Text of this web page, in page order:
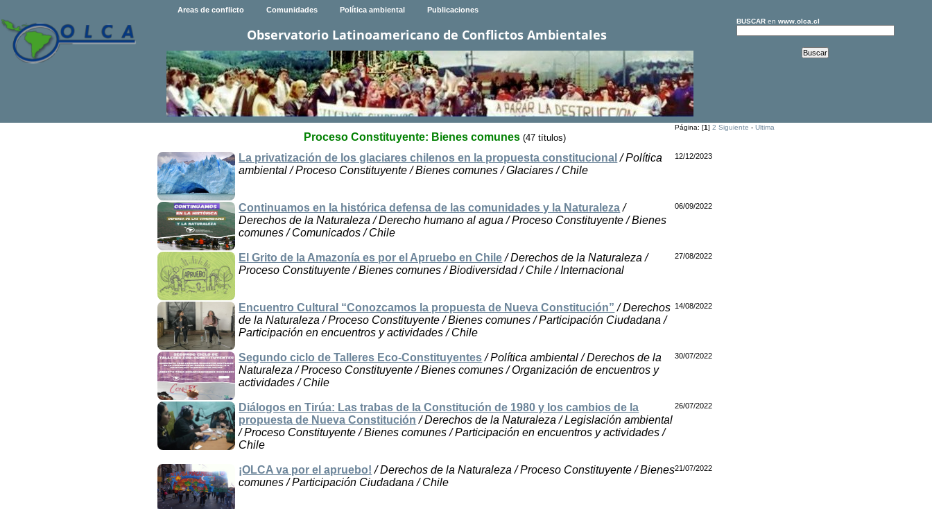
Areas de conflicto Comunidades Política ambiental Publicaciones
Observatorio Latinoamericano de Conflictos Ambientales
BUSCARen www.olca.cl
Página: [1] 2 Siguiente - Ultima
Proceso Constituyente: Bienes comunes (47 títulos)
La privatización de los glaciares chilenos en la propuesta constitucional / Política
ambiental / Proceso Constituyente / Bienes comunes / Glaciares / Chile
12/12/2023
Continuamos en la histórica defensa de las comunidades y la Naturaleza/
Derechos de la Naturaleza / Derecho humano al agua / Proceso Constituyente / Bienes
comunes / Comunicados / Chile
06/09/2022
El Grito de la Amazonía es por el Apruebo en Chile/ Derechos de la Naturaleza /
Proceso Constituyente / Bienes comunes / Biodiversidad / Chile / Internacional
27/08/2022
Encuentro Cultural “Conozcamos la propuesta de Nueva Constitución” / Derechos
de la Naturaleza / Proceso Constituyente / Bienes comunes / Participación Ciudadana /
Participación en encuentros y actividades / Chile
14/08/2022
Segundo ciclo de Talleres Eco-Constituyentes/ Política ambiental / Derechos de la
Naturaleza / Proceso Constituyente / Bienes comunes / Organización de encuentros y
actividades / Chile
30/07/2022
Diálogos en Tirúa: Las trabas de la Constitución de 1980 y los cambios de la
propuesta de Nueva Constitución / Derechos de la Naturaleza / Legislación ambiental
/ Proceso Constituyente / Bienes comunes / Participación en encuentros y actividades /
Chile
26/07/2022
¡OLCA va por el apruebo! / Derechos de la Naturaleza / Proceso Constituyente / Bienes
comunes / Participación Ciudadana / Chile
21/07/2022